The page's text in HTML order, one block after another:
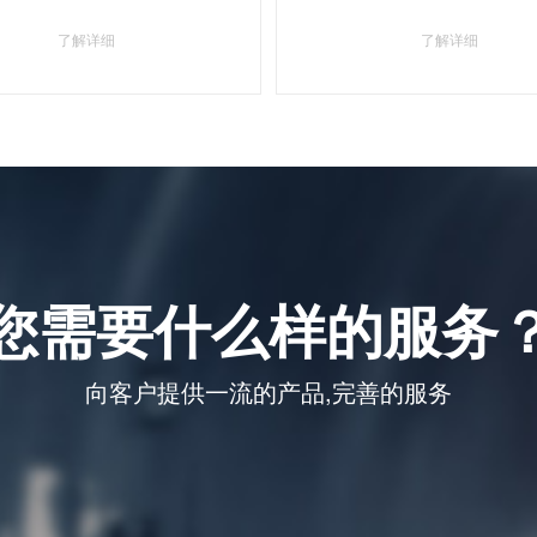
了解详细 了解详细
需要什么样的服务
向客户提供一流的产品,完善的服务